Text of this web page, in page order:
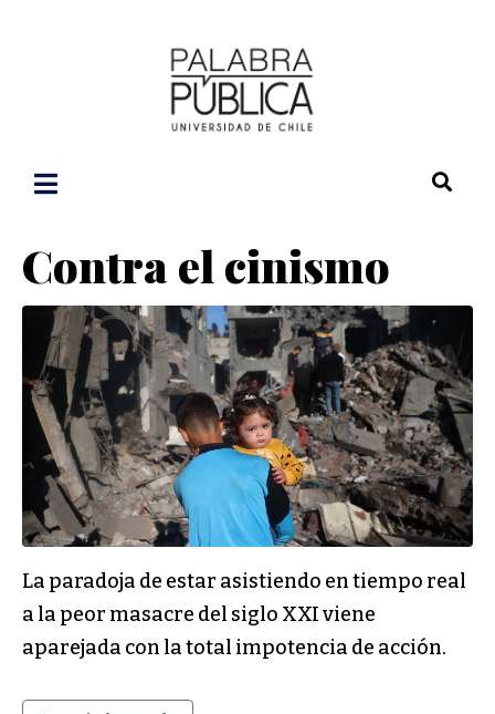
Contra el cinismo
La paradoja de estar asistiendo en tiempo real
a la peor masacre del siglo XXI viene
aparejada con la total impotencia de acción.